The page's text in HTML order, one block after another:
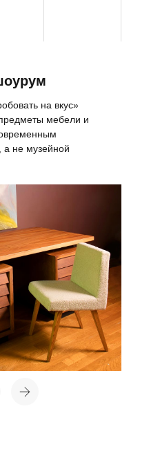
на вкус»
мебели и
а не музейной